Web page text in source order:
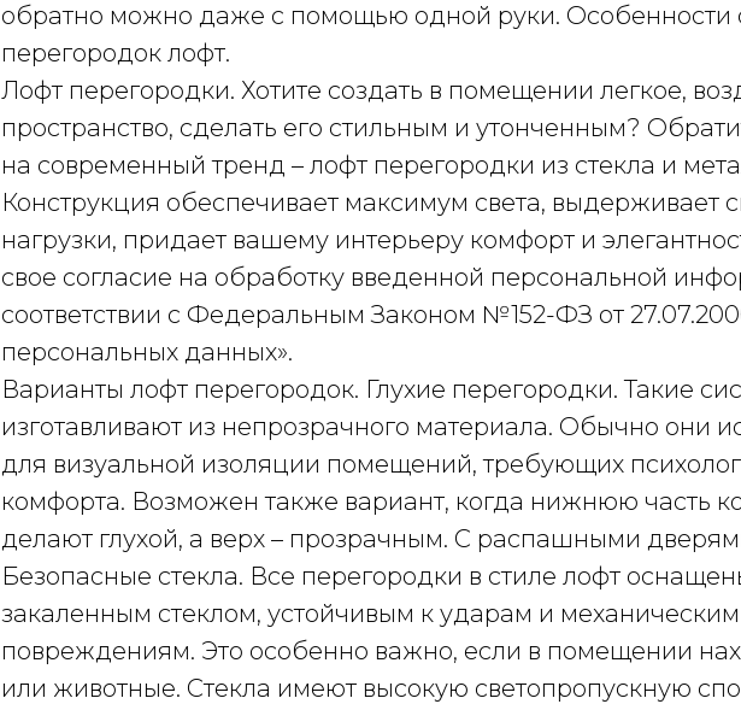
обратно можно даже с помощью одной руки. Особенности
перегородок лофт.
Лофт перегородки. Хотите создать в помещении легкое,
пространство, сделать его стильным и утонченным?
на современный тренд – лофт перегородки из стекла и
Конструкция обеспечивает максимум света, выдерживает
нагрузки, придает вашему интерьеру комфорт и
свое согласие на обработку введенной персональной
соответствии с Федеральным Законом №152-ФЗ от
персональных данных».
Варианты лофт перегородок. Глухие перегородки. Такие
изготавливают из непрозрачного материала. Обычно они
для визуальной изоляции помещений, требующих
комфорта. Возможен также вариант, когда нижнюю часть
делают глухой, а верх – прозрачным. С распашными
Безопасные стекла. Все перегородки в стиле лофт
закаленным стеклом, устойчивым к ударам и механическим
повреждениям. Это особенно важно, если в помещении
или животные. Стекла имеют высокую светопропускную